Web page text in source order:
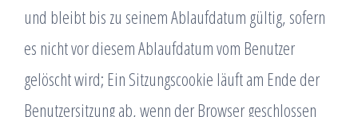
und bleibt bis zu seinem Ablaufdatum gültig, sofern
es nicht vor diesem Ablaufdatum vom Benutzer
gelöscht wird; Ein Sitzungscookie läuft am Ende der
Benutzersitzung ab, wenn der Browser geschlossen